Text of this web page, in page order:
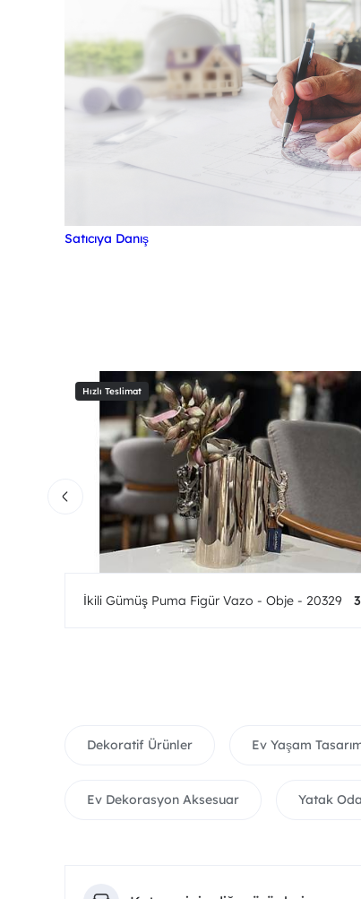
Satıcıya Danış
İkili Gümüş Puma Figür Vazo - Obje - 20329
Dekoratif Ürünler Ev Yaşam
Ev Dekorasyon Aksesuar Yatak